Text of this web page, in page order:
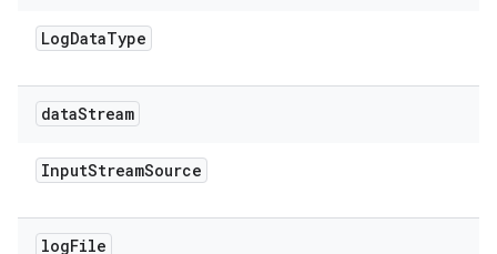
LogDataType
dataStream
InputStreamSource
logFile